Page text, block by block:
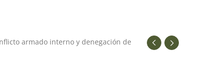
armado interno y denegación de